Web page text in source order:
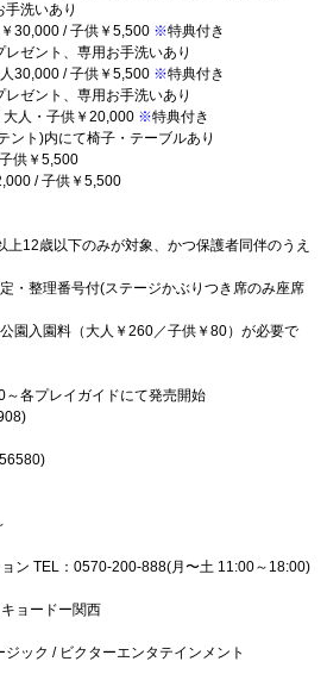
洗いあり
￥30,000 / 子供￥5,500 ※特典付き
ゼント、専用お手洗いあり
人30,000 / 子供￥5,500 ※特典付き
ゼント、専用お手洗いあり
大人・子供￥20,000 ※特典付き
ト)内にて椅子・テーブルあり
供￥5,500
/ 子供￥5,500
12歳以下のみが対象、かつ保護者同伴のうえ
・整理番号付(ステージかぶりつき席のみ座席
園入園料（大人￥260／子供￥80）が必要で
各プレイガイドにて発売開始
ン TEL：0570-200-888(月〜土 11:00～18:00)
ョードー関西
ック / ビクターエンタテインメント